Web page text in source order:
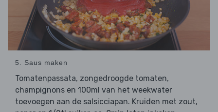
5. Saus maken
Tomatenpassata, zongedroogde tomaten,
champignons en 100ml van het weekwater
toevoegen aan de salsicciapan. Kruiden met zout,